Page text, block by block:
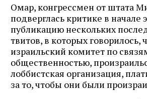
Омар, конгрессмен от штата
подверглась критике в начале
публикацию нескольких
твитов, в которых говорилось,
израильский комитет по
общественностью,
лоббистская организация,
за то, чтобы они были